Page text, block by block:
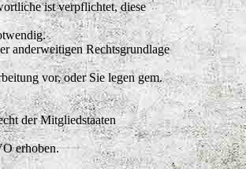
ist verpflichtet, diese
anderweitigen Rechtsgrundlage
vor, oder Sie legen gem.
der Mitgliedstaaten
erhoben.